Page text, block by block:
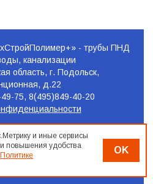
- трубы ПНД
канализации
область, г. Подольск,
д.22
75, 8(495)849-40-20
Seo-
и иные сервисы
повышения удобства
Политике
OK